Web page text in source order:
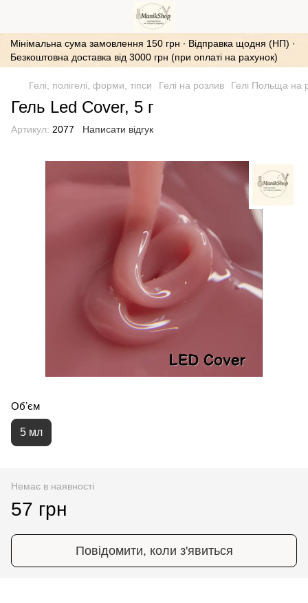
Мінімальна сума замовлення 150 грн ∙ Відправка щодня (НП) ∙
Безкоштовна доставка від 3000 грн (при оплаті на рахунок)
Гелі, полігелі, форми, тіпси Гелі на розлив Гелі Польща на
Гель Led Cover, 5 г
Артикул: 2077 Написати відгук
Обʼєм
5 мл
Немає в наявності
57 грн
Повідомити, коли з'явиться